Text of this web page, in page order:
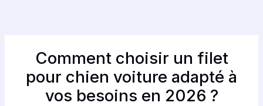
Comment choisir un filet
pour chien voiture adapté à
vos besoins en 2026 ?